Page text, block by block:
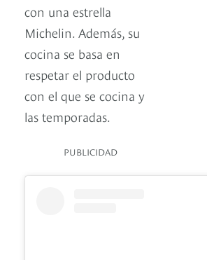
con una estrella
Michelin. Además, su
cocina se basa en
respetar el producto
con el que se cocina y
las temporadas.
PUBLICIDAD